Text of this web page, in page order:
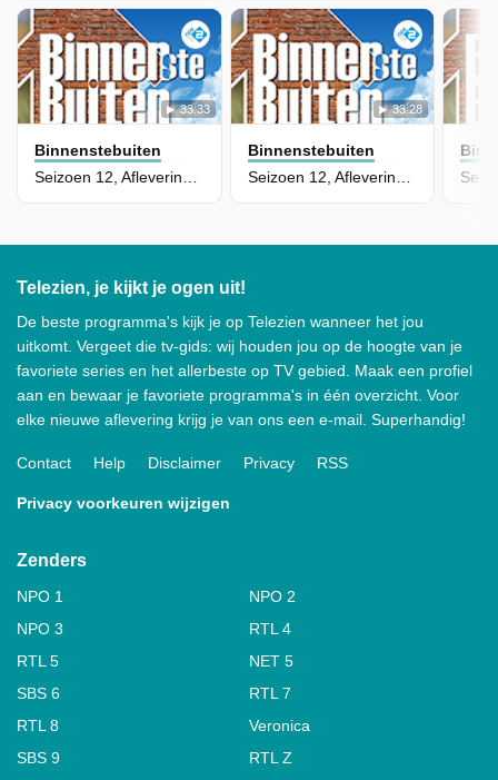
33:33
Binnenstebuiten
33:28
Binnenstebuiten
Telezien, je kijkt je ogen uit!
De beste programma's kijk je op Telezien wanneer het jou
uitkomt. Vergeet die tv-gids: wij houden jou op de hoogte van je
favoriete series en het allerbeste op TV gebied. Maak een profiel
aan en bewaar je favoriete programma's in één overzicht. Voor
elke nieuwe aflevering krijg je van ons een e-mail. Superhandig!
Contact Help Disclaimer Privacy RSS
Privacy voorkeuren wijzigen
Zenders
NPO 1
NPO 2
NPO 3
RTL 4
RTL 5
NET 5
SBS 6
RTL 7
RTL 8
Veronica
SBS 9
RTL Z